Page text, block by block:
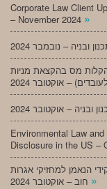
Corporate Law Client
– November 2024 »
מס בהקצאת מניות
Environmental Law
Disclosure in the US –
הנאמן למחזיקי אגרות
»